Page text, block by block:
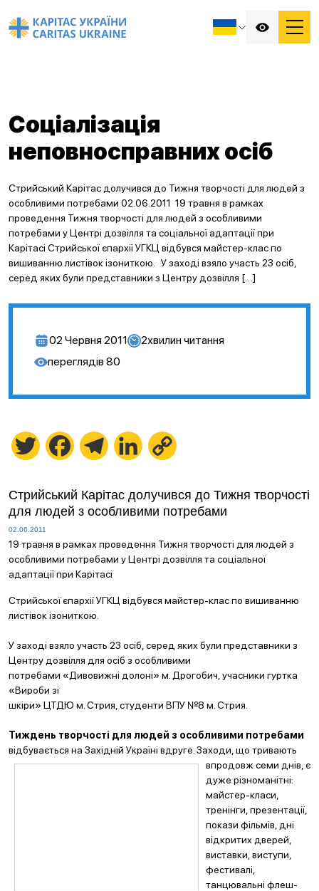
Соціалізація
неповносправних осіб
Стрийський Карітас долучився до Тижня творчості для людей з
особливими потребами 02.06.2011 19 травня в рамках
проведення Тижня творчості для людей з особливими
потребами у Центрі дозвілля та соціальної адаптації при
Карітасі Стрийської єпархії УГКЦ відбувся майстер-клас по
вишиванню листівок ізониткою. У заході взяло участь 23 осіб,
серед яких були представники з Центру дозвілля […]
02 Червня 2011 2хвилин читання
переглядів 80
Twitter FacebookTelegramLinkedIn
Стрийський Карітас долучився до Тижня творчості
для людей з особливими потребами
02.06.2011
19 травня в рамках проведення Тижня творчості для людей з
особливими потребами у Центрі дозвілля та соціальної
адаптації при Карітасі
Стрийської єпархії УГКЦ відбувся майстер-клас по вишиванню
листівок ізониткою.
У заході взяло участь 23 осіб, серед яких були представники з
Центру дозвілля для осіб з особливими
потребами «Дивовижні долоні» м. Дрогобич, учасники гуртка
«Вироби зі
шкіри» ЦТДЮ м. Стрия, студенти ВПУ №8 м. Стрия.
Тиждень творчості для людей з особливими потребами
відбувається на Західній Україні вдруге. Заходи, що тривають
впродовж семи днів, є
дуже різноманітні:
майстер-класи,
тренінги, презентації,
покази фільмів, дні
відкритих дверей,
виставки, виступи,
фестивалі,
танцювальні флеш-